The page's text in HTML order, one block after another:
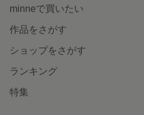
minneで買いたい
作品をさがす
ショップをさがす
ランキング
特集